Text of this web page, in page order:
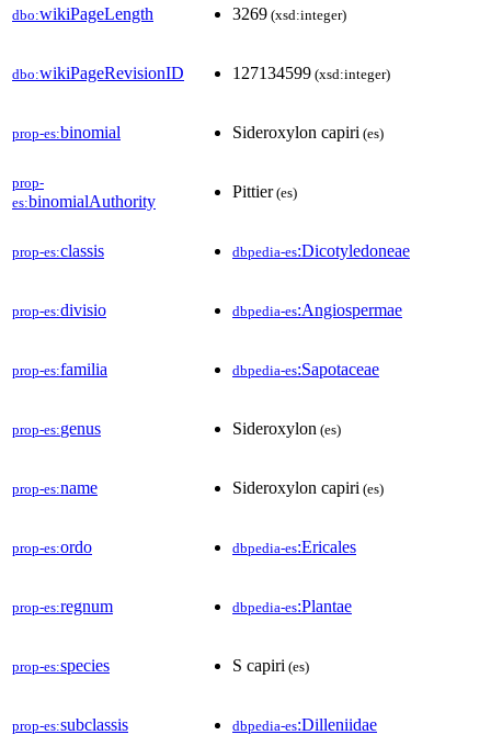
dbo:wikiPageLength 3269 (xsd:integer)
dbo:wikiPageRevisionID 127134599 (xsd:integer)
prop-es:binomial Sideroxylon capiri (es)
prop-
es:binomialAuthority
Pittier(es)
prop-es:classis dbpedia-es:Dicotyledoneae
prop-es:divisio dbpedia-es:Angiospermae
prop-es:familia dbpedia-es:Sapotaceae
prop-es:genus Sideroxylon (es)
prop-es:name Sideroxylon capiri (es)
prop-es:ordo dbpedia-es:Ericales
prop-es:regnum dbpedia-es:Plantae
prop-es:species S capiri (es)
prop-es:subclassis dbpedia-es:Dilleniidae